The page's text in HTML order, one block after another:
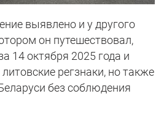
выявлено и у другого
он путешествовал,
14 октября 2025 года и
регзнаки, но также
без соблюдения